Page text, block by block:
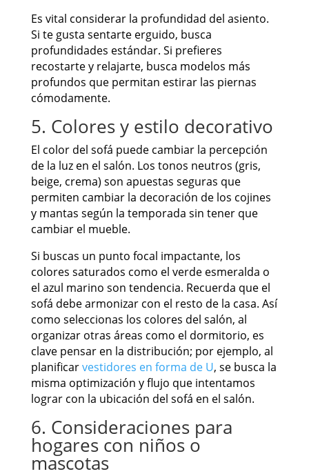
Es vital considerar la profundidad del asiento.
Si te gusta sentarte erguido, busca
profundidades estándar. Si prefieres
recostarte y relajarte, busca modelos más
profundos que permitan estirar las piernas
cómodamente.
5. Colores y estilo decorativo
El color del sofá puede cambiar la percepción
de la luz en el salón. Los tonos neutros (gris,
beige, crema) son apuestas seguras que
permiten cambiar la decoración de los cojines
y mantas según la temporada sin tener que
cambiar el mueble.
Si buscas un punto focal impactante, los
colores saturados como el verde esmeralda o
el azul marino son tendencia. Recuerda que el
sofá debe armonizar con el resto de la casa. Así
como seleccionas los colores del salón, al
organizar otras áreas como el dormitorio, es
clave pensar en la distribución; por ejemplo, al
planificarvestidores en forma de U, se busca la
misma optimización y flujo que intentamos
lograr con la ubicación del sofá en el salón.
6. Consideraciones para
hogares con niños o
mascotas